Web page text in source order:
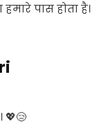
पास होता है।
💖😢